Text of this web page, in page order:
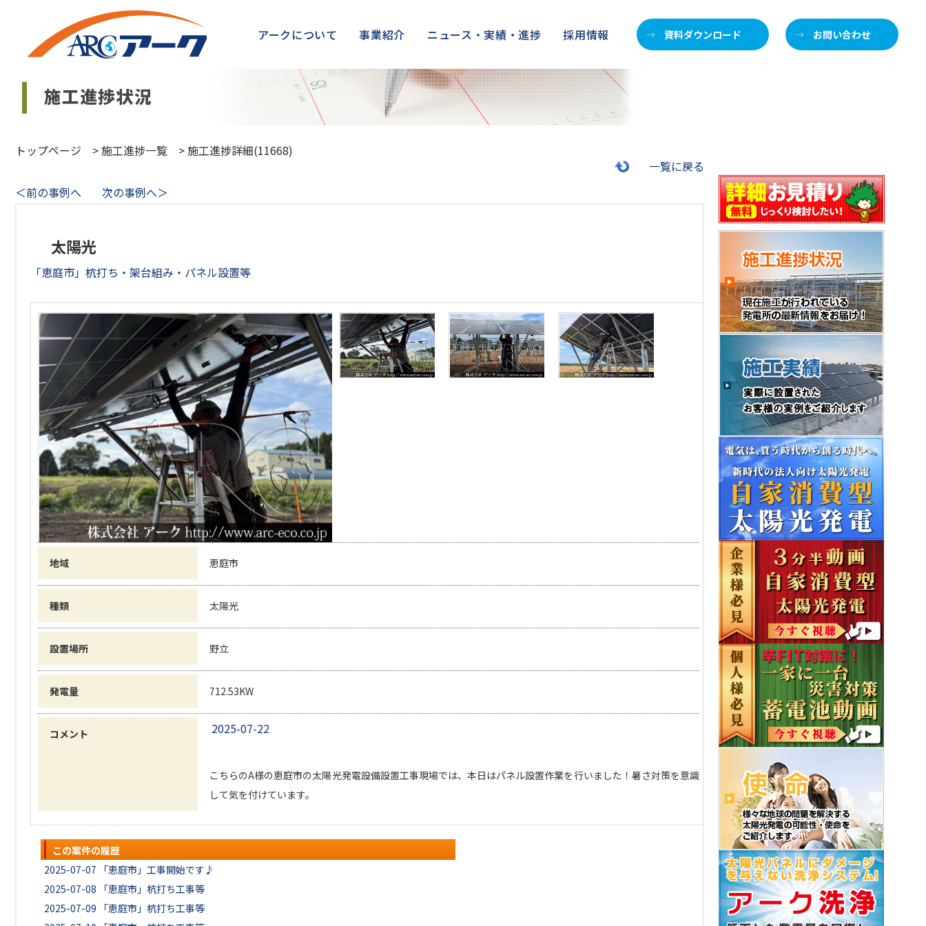
アークについて 事業紹介 ニュース・実績・進捗 採用情報 資料ダウンロード お問い合わせ
トップページ >施工進捗一覧 >施工進捗詳細(11668)
一覧に戻る
＜前の事例へ
次の事例へ＞
太陽光
「恵庭市」杭打ち・架台組み・パネル設置等
地域 恵庭市
種類 太陽光
設置場所 野立
発電量 712.53KW
コメント 2025-07-22
こちらのA様の恵庭市の太陽光発電設備設置工事現場では、本日はパネル設置作業を行いました！暑さ対策を意識
して気を付けています。
この案件の履歴
2025-07-07
「恵庭市」工事開始です♪
2025-07-08
「恵庭市」杭打ち工事等
2025-07-09
「恵庭市」杭打ち工事等